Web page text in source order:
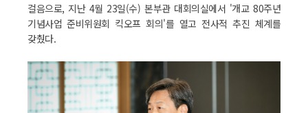
걸음으로, 지난 4월 23일(수) 본부관 대회의실에서 '개교 80주년
기념사업 준비위원회 킥오프 회의'를 열고 전사적 추진 체계를
갖췄다.